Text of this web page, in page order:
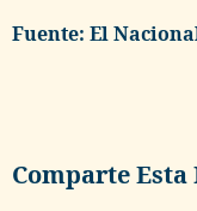
Fuente: El
Comparte